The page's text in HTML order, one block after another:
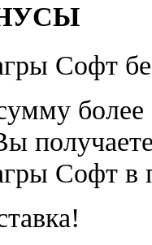
Софт
более
Софт в